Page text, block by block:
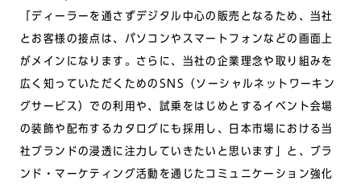
「ディーラーを通さずデジタル中心の販売となるため、当社
とお客様の接点は、パソコンやスマートフォンなどの画面上
がメインになります。さらに、当社の企業理念や取り組みを
広く知っていただくためのSNS（ソーシャルネットワーキン
グサービス）での利用や、試乗をはじめとするイベント会場
の装飾や配布するカタログにも採用し、日本市場における当
社ブランドの浸透に注力していきたいと思います」と、ブラ
ンド・マーケティング活動を通じたコミュニケーション強化